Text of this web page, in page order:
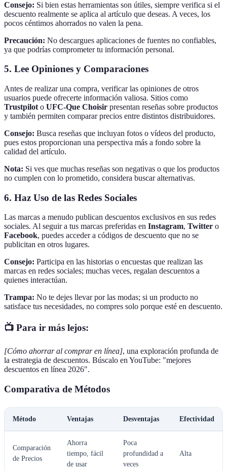
Consejo: Si bien estas herramientas son útiles, siempre verifica si el
descuento realmente se aplica al artículo que deseas. A veces, los
pocos céntimos ahorrados no valen la pena.
Precaución: No descargues aplicaciones de fuentes no confiables,
ya que podrías comprometer tu información personal.
5. Lee Opiniones y Comparaciones
Antes de realizar una compra, verificar las opiniones de otros
usuarios puede ofrecerte información valiosa. Sitios como
Trustpilot o UFC-Que Choisir presentan reseñas sobre productos
y también permiten comparar precios entre distintos distribuidores.
Consejo: Busca reseñas que incluyan fotos o vídeos del producto,
pues estos proporcionan una perspectiva más a fondo sobre la
calidad del artículo.
Nota: Si ves que muchas reseñas son negativas o que los productos
no cumplen con lo prometido, considera buscar alternativas.
6. Haz Uso de las Redes Sociales
Las marcas a menudo publican descuentos exclusivos en sus redes
sociales. Al seguir a tus marcas preferidas en Instagram, Twitter o
Facebook, puedes acceder a códigos de descuento que no se
publicitan en otros lugares.
Consejo: Participa en las historias o encuestas que realizan las
marcas en redes sociales; muchas veces, regalan descuentos a
quienes interactúan.
Trampa: No te dejes llevar por las modas; si un producto no
satisface tus necesidades, no compres solo porque esté en descuento.
📺 Para ir más lejos:
[Cómo ahorrar al comprar en línea], una exploración profunda de
la estrategia de descuentos. Búscalo en YouTube: "mejores
descuentos en línea 2026".
Comparativa de Métodos
Método Ventajas Desventajas Efectividad
Comparación
de Precios
Ahorra
tiempo, fácil
de usar
Poca
profundidad a
veces
Alta